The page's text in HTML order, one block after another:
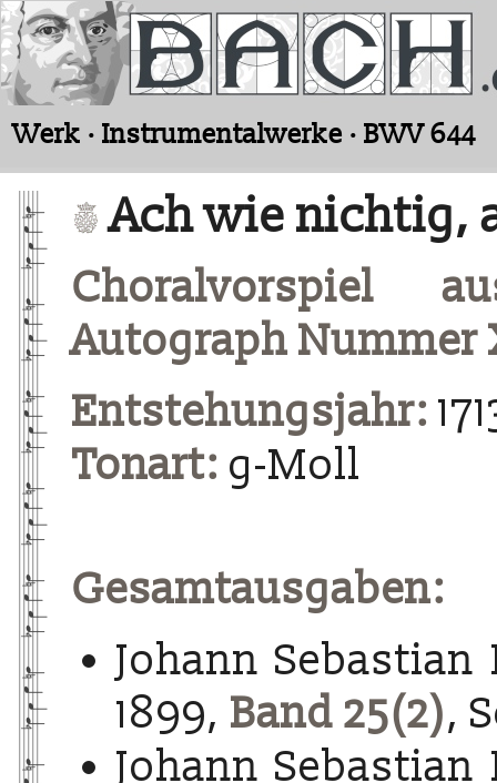
Werk · Instrumentalwerke · BWV 644
Ach wie nichtig,
Choralvorspiel
Autograph Nummer
Entstehungsjahr:
Tonart: g-Moll
Gesamtausgaben:
Johann Sebastian
1899, Band 25(2),
Johann Sebastian